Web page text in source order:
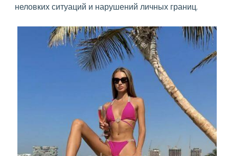
неловких ситуаций и нарушений личных границ.